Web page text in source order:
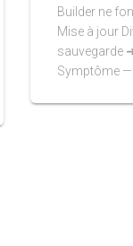
Builder ne
Mise à jour
sauvegarde
Symptôme —